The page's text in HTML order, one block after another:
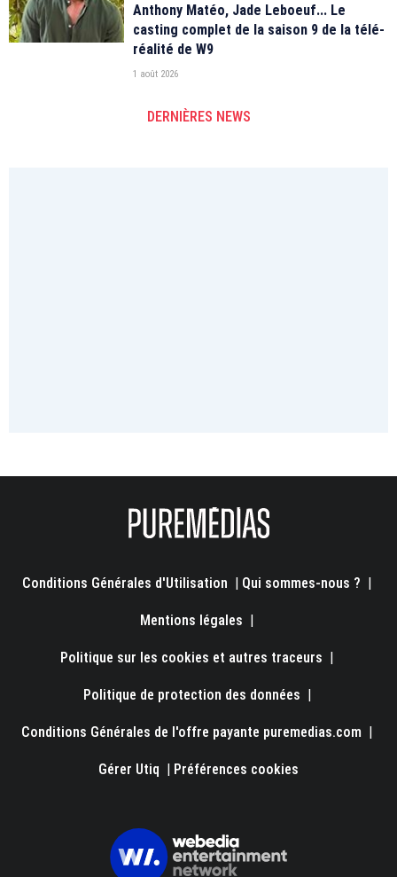
Anthony Matéo, Jade Leboeuf... Le
casting complet de la saison 9 de la télé-
réalité de W9
1 août 2026
DERNIÈRES NEWS
Conditions Générales d'Utilisation | Qui sommes-nous ? |
Mentions légales |
Politique sur les cookies et autres traceurs |
Politique de protection des données |
Conditions Générales de l'offre payante puremedias.com |
Gérer Utiq | Préférences cookies